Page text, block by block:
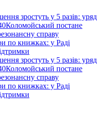
зростуть у 5 разів: уряд
Коломойський постане
справу
по книжках: у Раді
зростуть у 5 разів: уряд
Коломойський постане
справу
по книжках: у Раді